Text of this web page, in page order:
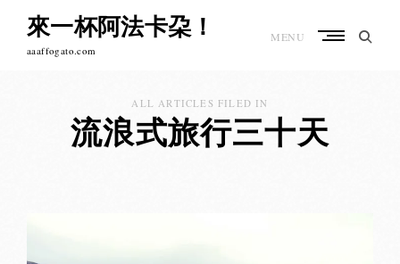
content來一杯阿法卡朶！
aaaffogato.com
MENU
ALL ARTICLES FILED IN
流浪式旅行三十天